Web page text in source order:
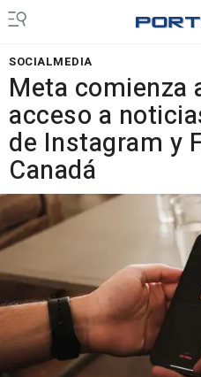
SOCIALMEDIA
Meta comienza
acceso a
de Instagram y
Canadá